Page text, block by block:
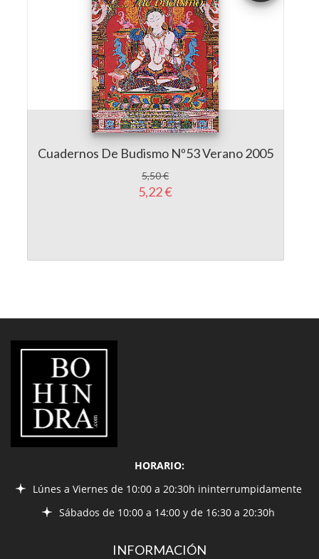
Cuadernos De Budismo Nº53 Verano 2005
5,50 €
5,22 €
LIBRERÍA
BOHINDRA
HORARIO:
Lúnes a Viernes de 10:00 a 20:30h ininterrumpidamente
Sábados de 10:00 a 14:00 y de 16:30 a 20:30h
INFORMACIÓN